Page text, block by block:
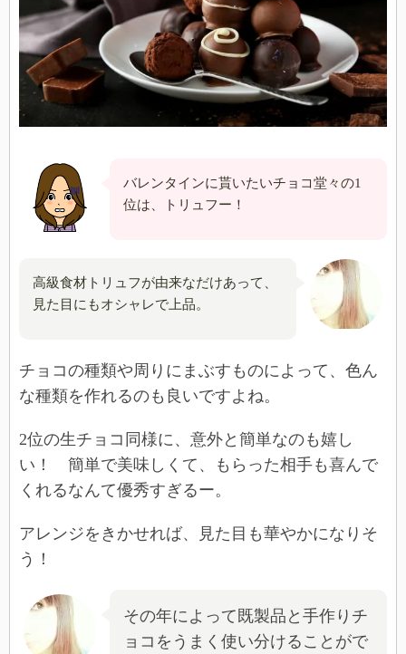
バレンタインに貰いたいチョコ堂々の1
位は、トリュフー！
高級食材トリュフが由来なだけあって、
見た目にもオシャレで上品。
チョコの種類や周りにまぶすものによって、色ん
な種類を作れるのも良いですよね。
2位の生チョコ同様に、意外と簡単なのも嬉し
い！ 簡単で美味しくて、もらった相手も喜んで
くれるなんて優秀すぎるー。
アレンジをきかせれば、見た目も華やかになりそ
う！
その年によって既製品と手作りチ
ョコをうまく使い分けることがで